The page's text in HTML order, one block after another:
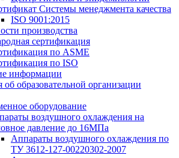
Системы менеджмента качества
ISO 9001:2015
производства
сертификация
по ASME
по ISO
информации
об образовательной организации
оборудование
воздушного охлаждения на
давление до 16МПа
Аппараты воздушного охлаждения по
ТУ 3612-127-00220302-2007